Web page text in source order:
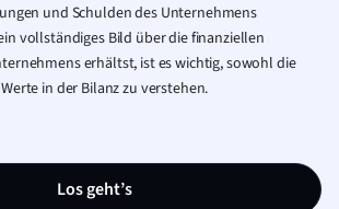
und Schulden des Unternehmens
vollständiges Bild über die finanziellen
erhältst, ist es wichtig, sowohl die
in der Bilanz zu verstehen.
Los geht’s